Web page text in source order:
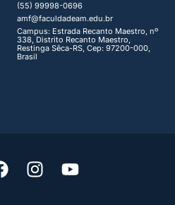
(55) 99998-0696
amf@faculdadeam.edu.br
Campus: Estrada Recanto Maestro, nº
338, Distrito Recanto Maestro,
Restinga Sêca-RS, Cep: 97200-000,
Brasil